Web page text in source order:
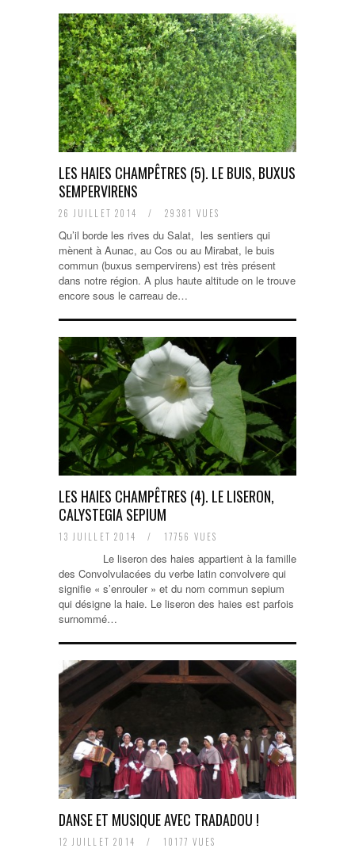
LES HAIES CHAMPÊTRES (5). LE BUIS, BUXUS
SEMPERVIRENS
26 JUILLET 2014 / 29381 VUES
Qu’il borde les rives du Salat, les sentiers qui
mènent à Aunac, au Cos ou au Mirabat, le buis
commun (buxus sempervirens) est très présent
dans notre région. A plus haute altitude on le trouve
encore sous le carreau de…
LES HAIES CHAMPÊTRES (4). LE LISERON,
CALYSTEGIA SEPIUM
13 JUILLET 2014 / 17756 VUES
Le liseron des haies appartient à la famille
des Convolvulacées du verbe latin convolvere qui
signifie « s’enrouler » et du nom commun sepium
qui désigne la haie. Le liseron des haies est parfois
surnommé…
DANSE ET MUSIQUE AVEC TRADADOU !
12 JUILLET 2014 / 10177 VUES